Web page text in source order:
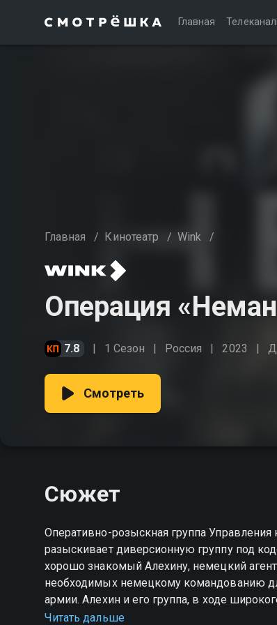
Главная
Главная / Кинотеатр / Wink /
Операция
7.8 1 Сезон Россия 2023
Смотреть
Сюжет
Оперативно-розыскная группа
разыскивает диверсионную группу под
хорошо знакомый Алехину, немецкий
необходимых немецкому командованию
армии. Алехин и его группа, в ходе
раз Мищенко удается уйти.
Читать дальше